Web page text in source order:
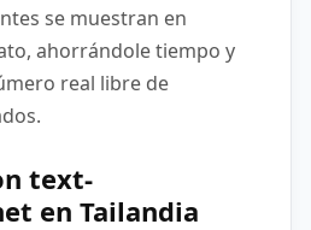
se muestran en
ahorrándole tiempo y
real libre de
text-
en Tailandia